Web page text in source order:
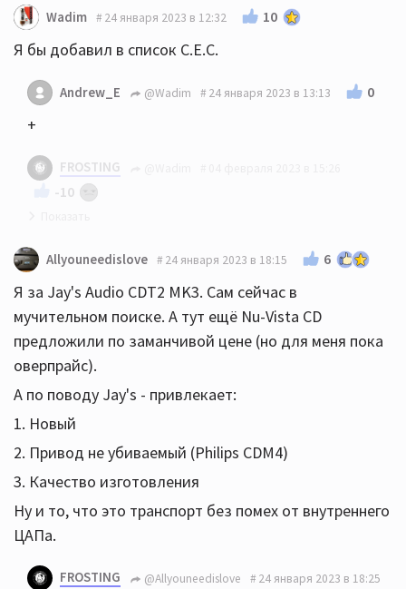
Wadim 24 января 2023 в 12:32 10
Я бы добавил в список C.E.C.
Andrew_E @Wadim 24 января 2023 в 13:13 0
+
FROSTING
-10
51xr ый новый один есть за вменяемые деньги, но
отзывы по ним больно уж противоречивые
Allyouneedislove 24 января 2023 в 18:15 6
Я за Jay's Audio CDT2 MK3. Сам сейчас в
мучительном поиске. А тут ещё Nu-Vista CD
предложили по заманчивой цене (но для меня пока
оверпрайс).
А по поводу Jay's - привлекает:
1. Новый
2. Привод не убиваемый (Philips CDM4)
3. Качество изготовления
Ну и то, что это транспорт без помех от внутреннего
ЦАПа.
FROSTING @Allyouneedislove 24 января 2023 в 18:25